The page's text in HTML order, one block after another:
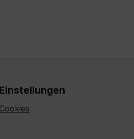
Einstellungen
Cookies